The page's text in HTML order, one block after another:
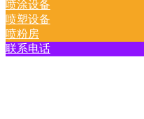
喷涂设备
喷塑设备
喷粉房
联系电话